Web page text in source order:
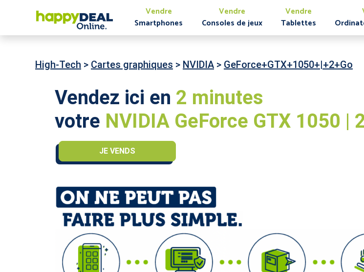
Vendre
Smartphones
Vendre
Consoles de jeux
Vendre
Tablettes
High-Tech > Cartes graphiques > NVIDIA > GeForce+GTX+1050+|+2+Go
Vendez ici en 2 minutes
votre NVIDIA GeForce GTX 1050 |
JE VENDS